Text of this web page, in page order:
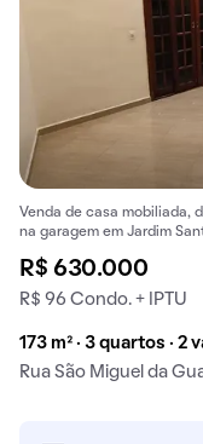
Venda de casa mobiliada,
na garagem em Jardim
R$ 630.000
R$ 96 Condo. + IPTU
173 m² · 3 quartos · 2
Rua São Miguel da